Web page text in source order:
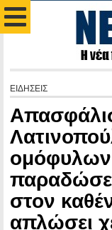
ΕΙΔΗΣΕΙΣ
ομόφυλων
στον
απλώσει